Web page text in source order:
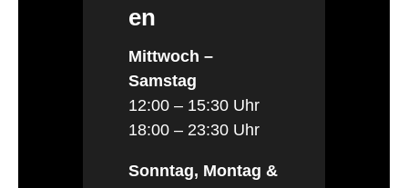
en
Mittwoch –
Samstag
12:00 – 15:30 Uhr
18:00 – 23:30 Uhr
Sonntag, Montag &